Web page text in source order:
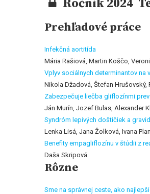
Ročník 2024
Prehľadové práce
Infekčná aortitída
Mária Rašiová, Martin Koščo,
Vplyv sociálnych determinantov
Nikola Džadová, Štefan Hrušovský,
Zabezpečuje liečba gliflozínmi
Ján Murín, Jozef Bulas, Alexander
Syndróm lepivých doštičiek a
Lenka Lisá, Jana Žolková, Ivana
Benefity empagliflozínu v štúdii z
Daša Skripová
Rôzne
Sme na správnej ceste, ako